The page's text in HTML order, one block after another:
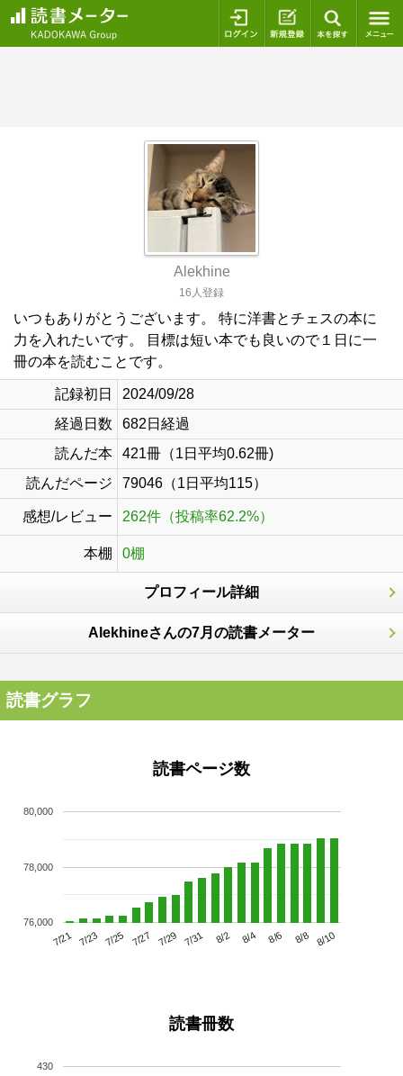
ログイン 新規登録
Alekhine
16人登録
いつもありがとうございます。 特に洋書とチェスの本に
力を入れたいです。 目標は短い本でも良いので１日に一
冊の本を読むことです。
記録初日
2024/09/28
経過日数
682日経過
読んだ本
421冊（1日平均0.62冊)
読んだページ
79046（1日平均115）
感想/レビュー 262件（投稿率62.2%）
本棚 0棚
プロフィール詳細
Alekhineさんの7月の読書メーター
読書グラフ
読書ページ数
7/21 7/23 7/25 7/27 7/29 7/31 8/2 8/4 8/6 8/8 8/10
76,000
78,000
80,000
読書冊数
430